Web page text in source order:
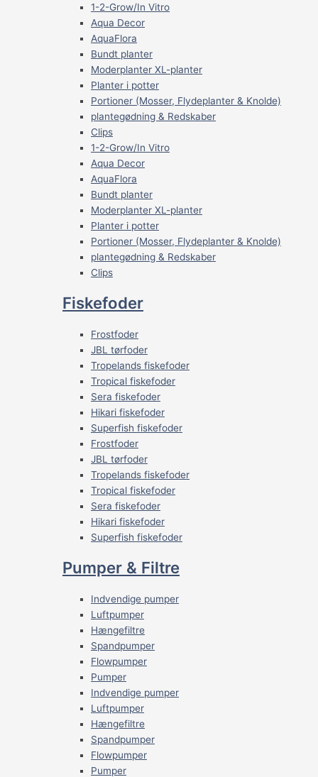
1-2-Grow/In Vitro
Aqua Decor
AquaFlora
Bundt planter
Moderplanter XL-planter
Planter i potter
Portioner (Mosser, Flydeplanter & Knolde)
plantegødning & Redskaber
Clips
1-2-Grow/In Vitro
Aqua Decor
AquaFlora
Bundt planter
Moderplanter XL-planter
Planter i potter
Portioner (Mosser, Flydeplanter & Knolde)
plantegødning & Redskaber
Clips
Fiskefoder
Frostfoder
JBL tørfoder
Tropelands fiskefoder
Tropical fiskefoder
Sera fiskefoder
Hikari fiskefoder
Superfish fiskefoder
Frostfoder
JBL tørfoder
Tropelands fiskefoder
Tropical fiskefoder
Sera fiskefoder
Hikari fiskefoder
Superfish fiskefoder
Pumper & Filtre
Indvendige pumper
Luftpumper
Hængefiltre
Spandpumper
Flowpumper
Pumper
Indvendige pumper
Luftpumper
Hængefiltre
Spandpumper
Flowpumper
Pumper